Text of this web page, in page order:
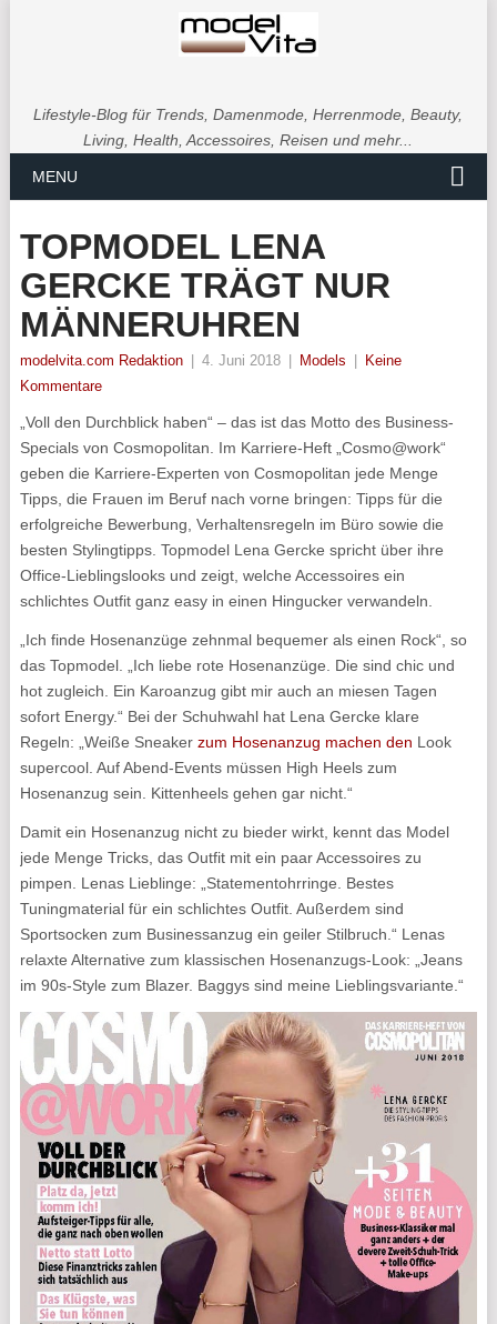
Lifestyle-Blog für Trends, Damenmode, Herrenmode, Beauty,
Living, Health, Accessoires, Reisen und mehr...
MENU
TOPMODEL LENA
GERCKE TRÄGT NUR
MÄNNERUHREN
modelvita.com Redaktion 4. Juni 2018 Models
Keine
Kommentare
„Voll den Durchblick haben“ – das ist das Motto des Business-
Specials von Cosmopolitan. Im Karriere-Heft „Cosmo@work“
geben die Karriere-Experten von Cosmopolitan jede Menge
Tipps, die Frauen im Beruf nach vorne bringen: Tipps für die
erfolgreiche Bewerbung, Verhaltensregeln im Büro sowie die
besten Stylingtipps. Topmodel Lena Gercke spricht über ihre
Office-Lieblingslooks und zeigt, welche Accessoires ein
schlichtes Outfit ganz easy in einen Hingucker verwandeln.
„Ich finde Hosenanzüge zehnmal bequemer als einen Rock“, so
das Topmodel. „Ich liebe rote Hosenanzüge. Die sind chic und
hot zugleich. Ein Karoanzug gibt mir auch an miesen Tagen
sofort Energy.“ Bei der Schuhwahl hat Lena Gercke klare
Regeln: „Weiße Sneaker zum Hosenanzug machen den Look
supercool. Auf Abend-Events müssen High Heels zum
Hosenanzug sein. Kittenheels gehen gar nicht.“
Damit ein Hosenanzug nicht zu bieder wirkt, kennt das Model
jede Menge Tricks, das Outfit mit ein paar Accessoires zu
pimpen. Lenas Lieblinge: „Statementohrringe. Bestes
Tuningmaterial für ein schlichtes Outfit. Außerdem sind
Sportsocken zum Businessanzug ein geiler Stilbruch.“ Lenas
relaxte Alternative zum klassischen Hosenanzugs-Look: „Jeans
im 90s-Style zum Blazer. Baggys sind meine Lieblingsvariante.“